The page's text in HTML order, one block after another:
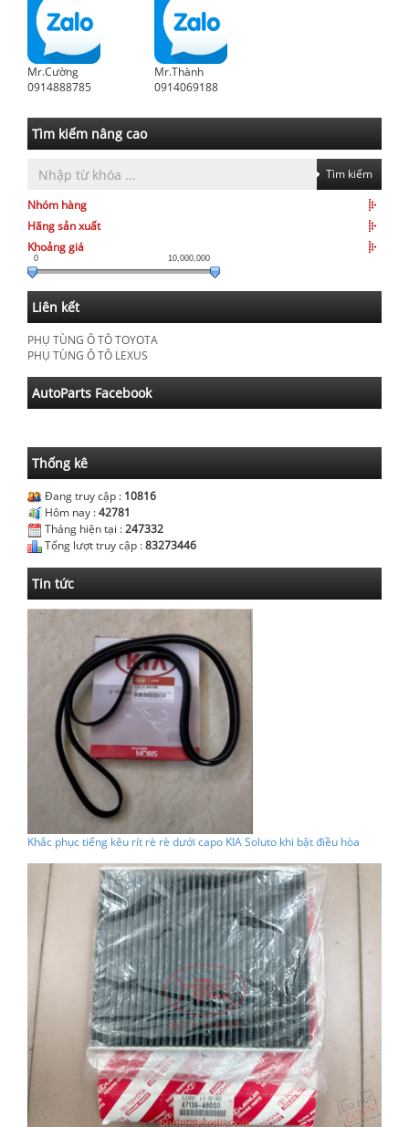
Mr.Cường
0914888785
Mr.Thành
0914069188
Tìm kiếm nâng cao
Tìm kiếm
Nhóm hàng
Hãng sản xuất
Khoảng giá
0 10,000,000
Liên kết
PHỤ TÙNG Ô TÔ TOYOTA
PHỤ TÙNG Ô TÔ LEXUS
AutoParts Facebook
Thống kê
Đang truy cập : 10816
Hôm nay :42781
Tháng hiện tại :247332
Tổng lượt truy cập :83273446
Tin tức
Khắc phục tiếng kêu rít rè rè dưới capo KIA Soluto khi bật điều hòa